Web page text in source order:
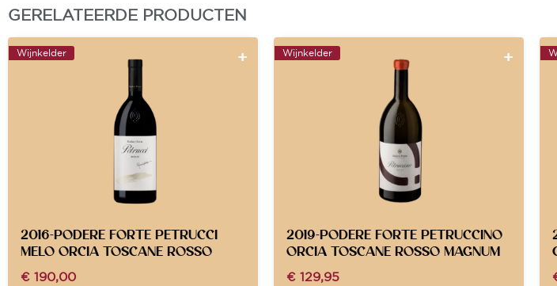
GERELATEERDE PRODUCTEN
Wijnkelder
2016-PODERE FORTE PETRUCCI
MELO ORCIA TOSCANE ROSSO
€ 190,00
Wijnkelder
2019-PODERE FORTE PETRUCCINO
ORCIA TOSCANE ROSSO MAGNUM
€ 129,95